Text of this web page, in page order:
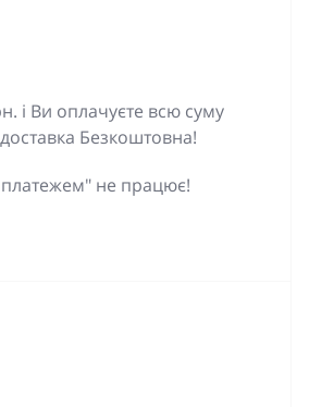
і Ви оплачуєте всю суму
Безкоштовна!
не працює!